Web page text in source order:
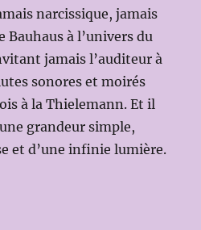
narcissique, jamais
à l’univers du
jamais l’auditeur à
sonores et moirés
à la Thielemann. Et il
grandeur simple,
et d’une infinie lumière.